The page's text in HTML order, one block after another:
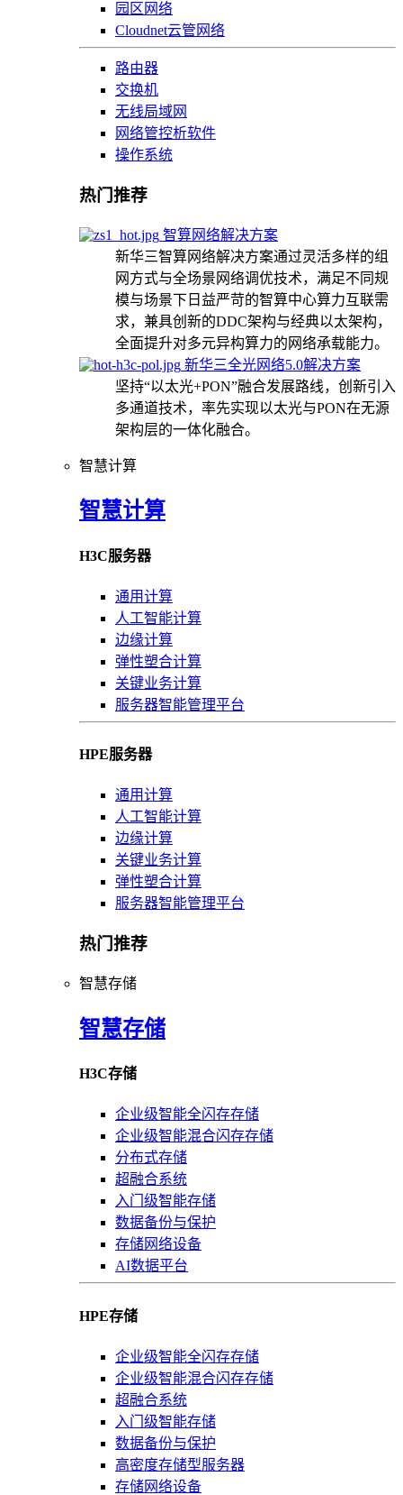
园区网络
Cloudnet云管网络
路由器
交换机
无线局域网
网络管控析软件
操作系统
热门推荐
智算网络解决方案
新华三智算网络解决方案通过灵活多样的组
网方式与全场景网络调优技术，满足不同规
模与场景下日益严苛的智算中心算力互联需
求，兼具创新的DDC架构与经典以太架构，
全面提升对多元异构算力的网络承载能力。
新华三全光网络5.0解决方案
坚持“以太光+PON”融合发展路线，创新引入
多通道技术，率先实现以太光与PON在无源
架构层的一体化融合。
智慧计算
智慧计算
H3C服务器
通用计算
人工智能计算
边缘计算
弹性塑合计算
关键业务计算
服务器智能管理平台
HPE服务器
通用计算
人工智能计算
边缘计算
关键业务计算
弹性塑合计算
服务器智能管理平台
热门推荐
智慧存储
智慧存储
H3C存储
企业级智能全闪存存储
企业级智能混合闪存存储
分布式存储
超融合系统
入门级智能存储
数据备份与保护
存储网络设备
AI数据平台
HPE存储
企业级智能全闪存存储
企业级智能混合闪存存储
超融合系统
入门级智能存储
数据备份与保护
高密度存储型服务器
存储网络设备